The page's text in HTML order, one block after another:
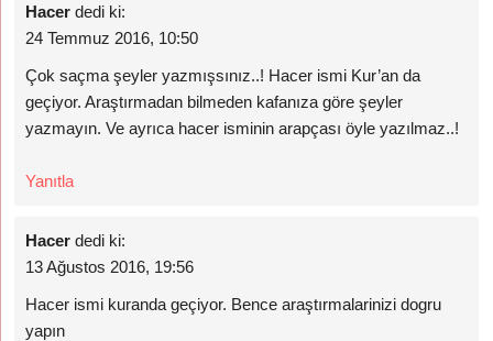
Hacer dedi ki:
24 Temmuz 2016, 10:50
Çok saçma şeyler yazmışsınız..! Hacer ismi Kur’an da
geçiyor. Araştırmadan bilmeden kafanıza göre şeyler
yazmayın. Ve ayrıca hacer isminin arapçası öyle yazılmaz..!
Yanıtla
Hacer dedi ki:
13 Ağustos 2016, 19:56
Hacer ismi kuranda geçiyor. Bence araştırmalarinizi dogru
yapın